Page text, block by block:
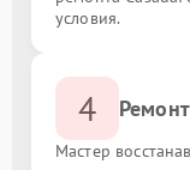
условия.
4 Ремонт
Мастер